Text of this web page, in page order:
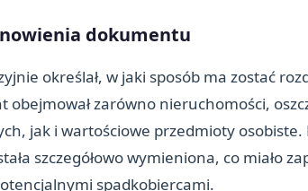
dokumentu
określał, w jaki sposób ma zostać
obejmował zarówno nieruchomości,
jak i wartościowe przedmioty osobiste.
szczegółowo wymieniona, co miało
spadkobiercami.